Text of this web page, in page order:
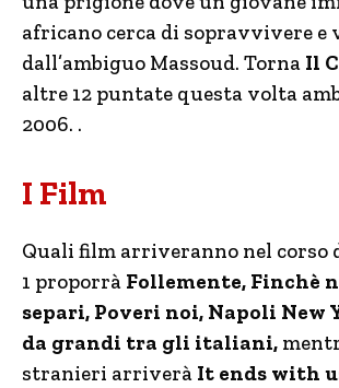
africano cerca di sopravvivere e
dall’ambiguo Massoud. Torna Il
altre 12 puntate questa volta
2006. .
I Film
Quali film arriveranno nel corso
1 proporrà Follemente, Finchè
separi, Poveri noi, Napoli New
da grandi tra gli italiani,
stranieri arriverà It ends with